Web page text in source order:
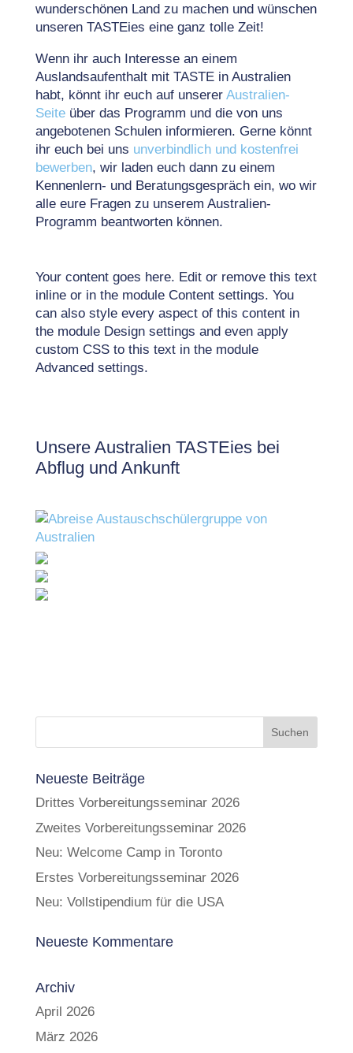
wunderschönen Land zu machen und wünschen
unseren TASTEies eine ganz tolle Zeit!
Wenn ihr auch Interesse an einem
Auslandsaufenthalt mit TASTE in Australien
habt, könnt ihr euch auf unserer Australien-
Seiteüber das Programm und die von uns
angebotenen Schulen informieren. Gerne könnt
ihr euch bei uns unverbindlich und kostenfrei
bewerben, wir laden euch dann zu einem
Kennenlern- und Beratungsgespräch ein, wo wir
alle eure Fragen zu unserem Australien-
Programm beantworten können.
Your content goes here. Edit or remove this text
inline or in the module Content settings. You
can also style every aspect of this content in
the module Design settings and even apply
custom CSS to this text in the module
Advanced settings.
Unsere Australien TASTEies bei
Abflug und Ankunft
Neueste Beiträge
Drittes Vorbereitungsseminar 2026
Zweites Vorbereitungsseminar 2026
Neu: Welcome Camp in Toronto
Erstes Vorbereitungsseminar 2026
Neu: Vollstipendium für die USA
Neueste Kommentare
Archiv
April 2026
März 2026